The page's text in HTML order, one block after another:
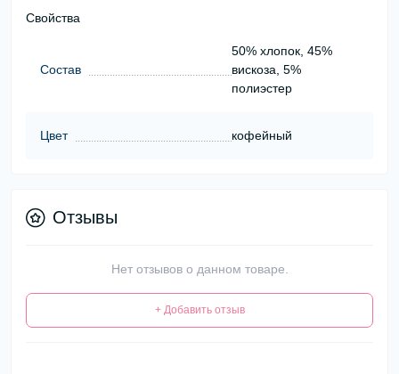
Свойства
Состав
50% хлопок, 45%
вискоза, 5%
полиэстер
Цвет кофейный
Отзывы
Нет отзывов о данном товаре.
+ Добавить отзыв